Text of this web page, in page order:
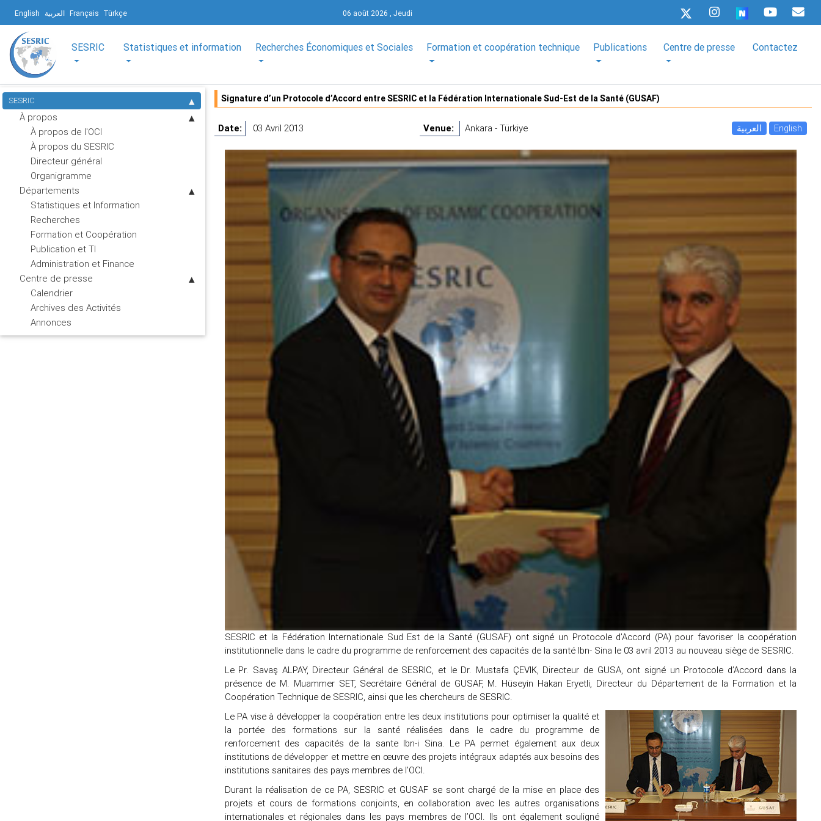
English العربية Français Türkçe 06 août 2026 , Jeudi
SESRIC Statistiques et information Recherches Économiques et Sociales Formation et coopération technique Publications Centre de presse Contactez
SESRIC
À propos
À propos de l'OCI
À propos du SESRIC
Directeur général
Organigramme
Départements
Statistiques et Information
Recherches
Formation et Coopération
Publication et TI
Administration et Finance
Centre de presse
Calendrier
Archives des Activités
Annonces
Signature d’un Protocole d’Accord entre SESRIC et la Fédération Internationale Sud-Est de la Santé (GUSAF)
Date: 03 Avril 2013 Venue: Ankara - Türkiye العربية English
SESRIC et la Fédération Internationale Sud Est de la Santé (GUSAF) ont signé un Protocole d’Accord (PA) pour favoriser la coopération
institutionnelle dans le cadre du programme de renforcement des capacités de la santé Ibn- Sina le 03 avril 2013 au nouveau siège de SESRIC.
Le Pr. Savaş ALPAY, Directeur Général de SESRIC, et le Dr. Mustafa ÇEVIK, Directeur de GUSA, ont signé un Protocole d’Accord dans la
présence de M. Muammer SET, Secrétaire Général de GUSAF, M. Hüseyin Hakan Eryetli, Directeur du Département de la Formation et la
Coopération Technique de SESRIC, ainsi que les chercheurs de SESRIC.
Le PA vise à développer la coopération entre les deux institutions pour optimiser la qualité et
la portée des formations sur la santé réalisées dans le cadre du programme de
renforcement des capacités de la sante Ibn-i Sina. Le PA permet également aux deux
institutions de développer et mettre en œuvre des projets intégraux adaptés aux besoins des
institutions sanitaires des pays membres de l’OCI.
Durant la réalisation de ce PA, SESRIC et GUSAF se sont chargé de la mise en place des
projets et cours de formations conjoints, en collaboration avec les autres organisations
internationales et régionales dans les pays membres de l’OCI. Ils ont également souligné